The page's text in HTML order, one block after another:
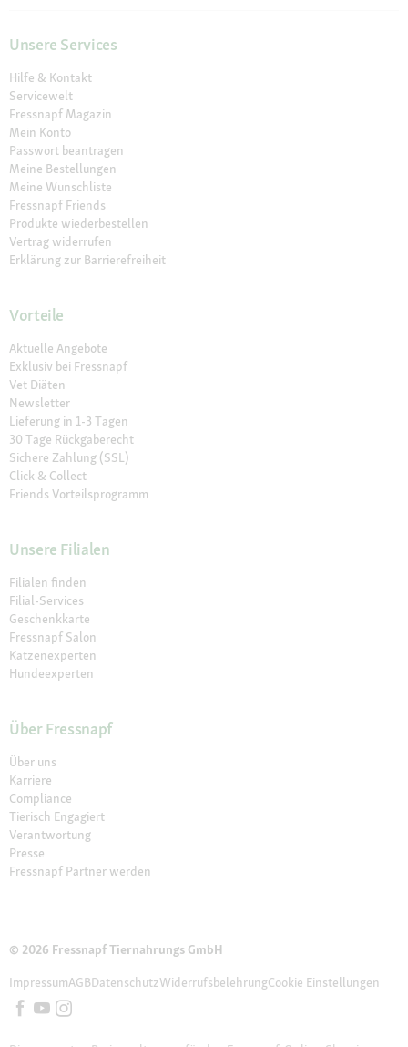
Unsere Services
Hilfe & Kontakt
Servicewelt
Fressnapf Magazin
Mein Konto
Passwort beantragen
Meine Bestellungen
Meine Wunschliste
Fressnapf Friends
Produkte wiederbestellen
Vertrag widerrufen
Erklärung zur Barrierefreiheit
Vorteile
Aktuelle Angebote
Exklusiv bei Fressnapf
Vet Diäten
Newsletter
Lieferung in 1-3 Tagen
30 Tage Rückgaberecht
Sichere Zahlung (SSL)
Click & Collect
Friends Vorteilsprogramm
Unsere Filialen
Filialen finden
Filial-Services
Geschenkkarte
Fressnapf Salon
Katzenexperten
Hundeexperten
Über Fressnapf
Über uns
Karriere
Compliance
Tierisch Engagiert
Verantwortung
Presse
Fressnapf Partner werden
© 2026 Fressnapf Tiernahrungs GmbH
ImpressumAGBDatenschutzWiderrufsbelehrungCookie Einstellungen